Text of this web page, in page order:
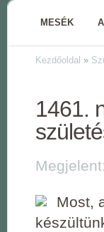
MESÉK
Kezdőoldal »
1461.
Most,